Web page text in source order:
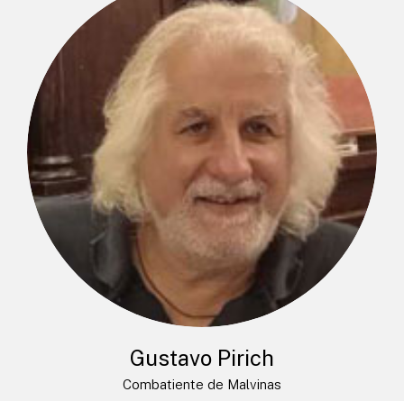
Gustavo Pirich
Combatiente de Malvinas